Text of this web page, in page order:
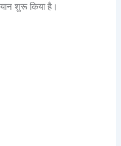
शुरू किया है।